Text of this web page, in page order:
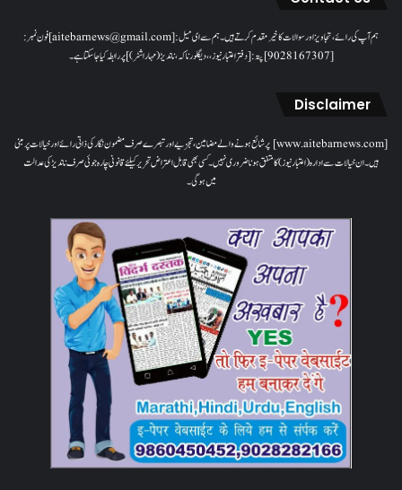
ہم آپ کی رائے، تجاویز اور سوالات کا خیرمقدم کرتے ہیں۔ ہم سےای میل: [aitebarnews@gmail.com]فون نمبر:
[9028167307]پتہ: [دفتر اعتبار نیوز، ، دیگلور ناکہ، ناندیڑ(مہاراشٹر) ] پر رابطہ کیا جاسکتا ہے۔
Disclaimer
[www.aitebarnews.com] پر شائع ہونے والے مضامین، تجزیے اور تبصرے صرف مضمون نگار کی ذاتی رائے اور خیالات پر مبنی
ہیں۔ ان خیالات سے ادارہ (اعتبار نیوز) کا متفق ہونا ضروری نہیں۔ کسی بھی قابل اعتراض تحریر کیلئے قانونی چارہ جوئی صرف ناندیڑ کی عدالت
میں ہوگی۔